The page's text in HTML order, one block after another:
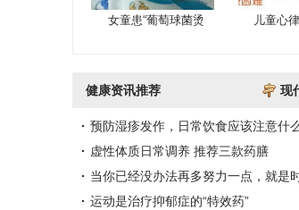
女童患“葡萄球菌烫 儿童心
健康资讯推荐 现
预防湿疹发作，日常饮食应该注意什
虚性体质日常调养 推荐三款药膳
当你已经没办法再多努力一点，就是
运动是治疗抑郁症的“特效药”